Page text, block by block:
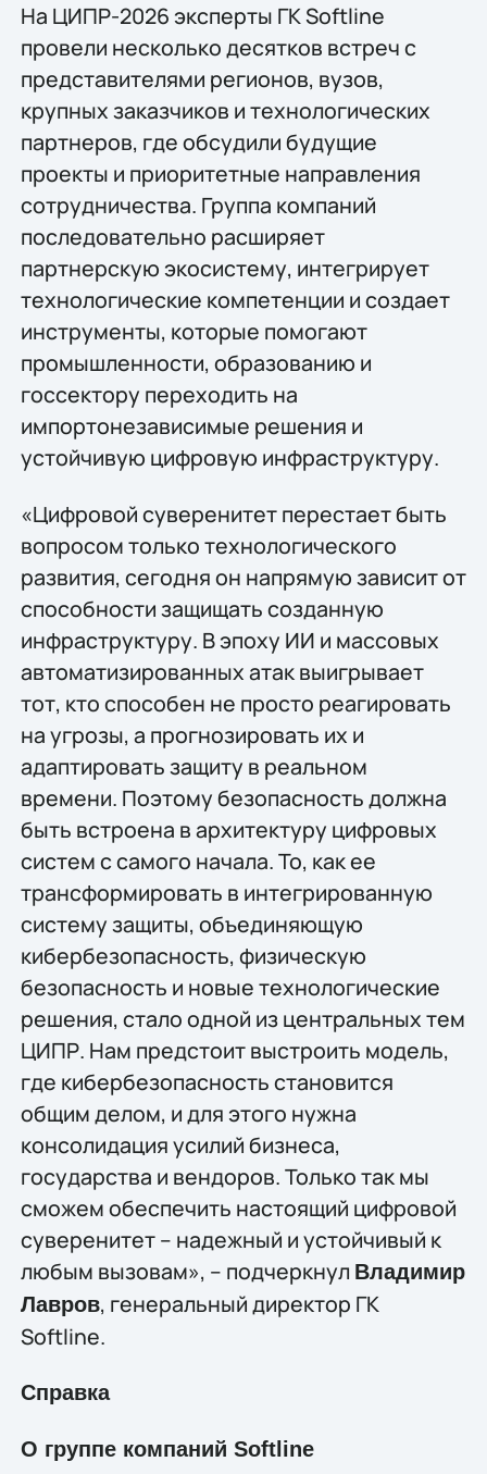
На ЦИПР-2026 эксперты ГК Softline
провели несколько десятков встреч с
представителями регионов, вузов,
крупных заказчиков и технологических
партнеров, где обсудили будущие
проекты и приоритетные направления
сотрудничества. Группа компаний
последовательно расширяет
партнерскую экосистему, интегрирует
технологические компетенции и создает
инструменты, которые помогают
промышленности, образованию и
госсектору переходить на
импортонезависимые решения и
устойчивую цифровую инфраструктуру.
«Цифровой суверенитет перестает быть
вопросом только технологического
развития, сегодня он напрямую зависит от
способности защищать созданную
инфраструктуру. В эпоху ИИ и массовых
автоматизированных атак выигрывает
тот, кто способен не просто реагировать
на угрозы, а прогнозировать их и
адаптировать защиту в реальном
времени. Поэтому безопасность должна
быть встроена в архитектуру цифровых
систем с самого начала. То, как ее
трансформировать в интегрированную
систему защиты, объединяющую
кибербезопасность, физическую
безопасность и новые технологические
решения, стало одной из центральных тем
ЦИПР. Нам предстоит выстроить модель,
где кибербезопасность становится
общим делом, и для этого нужна
консолидация усилий бизнеса,
государства и вендоров. Только так мы
сможем обеспечить настоящий цифровой
суверенитет – надежный и устойчивый к
любым вызовам», – подчеркнул Владимир
Лавров, генеральный директор ГК
Softline.
Справка
О группе компаний Softline